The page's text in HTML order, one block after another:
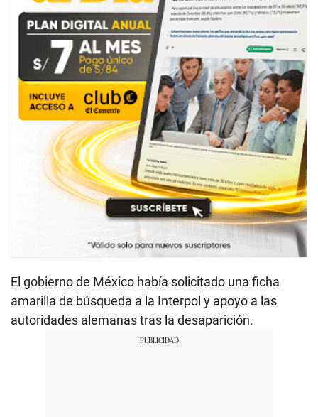
El gobierno de México había solicitado una ficha
amarilla de búsqueda a la Interpol y apoyo a las
autoridades alemanas tras la desaparición.